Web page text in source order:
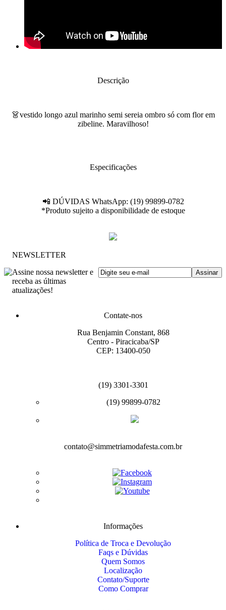
Descrição
👗vestido longo azul marinho semi sereia ombro só com flor em
zibeline. Maravilhoso!
Especificações
📲 DÚVIDAS WhatsApp: (19) 99899-0782
*Produto sujeito a disponibilidade de estoque
NEWSLETTER
Assine nossa newsletter e
receba as últimas
atualizações!
Contate-nos
Rua Benjamin Constant, 868
Centro - Piracicaba/SP
CEP: 13400-050
(19) 3301-3301
(19) 99899-0782
contato@simmetriamodafesta.com.br
Informações
Política de Troca e Devolução
Faqs e Dúvidas
Quem Somos
Localização
Contato/Suporte
Como Comprar